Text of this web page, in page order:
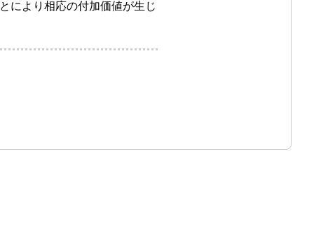
により相応の付加価値が生じ